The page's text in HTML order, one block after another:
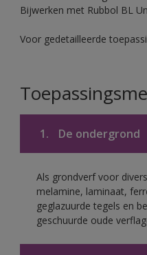
Bijwerken met Rubbol BL
Voor gedetailleerde
1. De ondergrond
Als grondverf voor
melamine, laminaat,
geglazuurde tegels en
geschuurde oude